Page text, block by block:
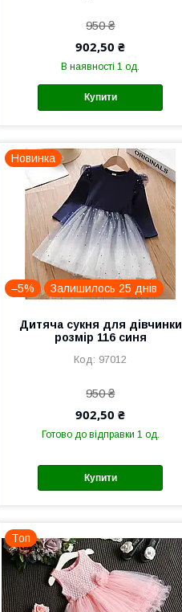
950 ₴
902,50 ₴
В наявності 1 од.
Купити
Новинка
–5% Залишилось 25 днів
Дитяча сукня для дівчинки
розмір 116 синя
97012
950 ₴
902,50 ₴
Готово до відправки 1 од.
Купити
Топ